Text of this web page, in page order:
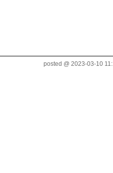
posted @ 2023-03-10